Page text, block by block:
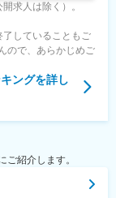
求人は除く）。
していることもご
ので、あらかじめご
ングを詳し
紹介します。